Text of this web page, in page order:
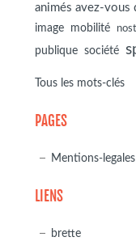
animés avez-vous
image mobilité
publique
société
Tous les mots-clés
PAGES
Mentions-
LIENS
brette